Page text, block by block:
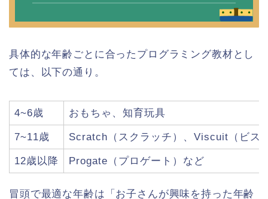
具体的な年齢ごとに合ったプログラミング教材とし
ては、以下の通り。
4~6歳 おもちゃ、知育玩具
7~11歳 Scratch（スクラッチ）、Viscuit（ビス
12歳以降 Progate（プロゲート）など
冒頭で最適な年齢は「お子さんが興味を持った年齢